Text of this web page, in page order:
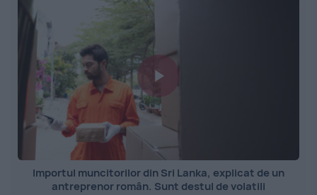
Importul muncitorilor din Sri Lanka, explicat de un
antreprenor român. Sunt destul de volatili